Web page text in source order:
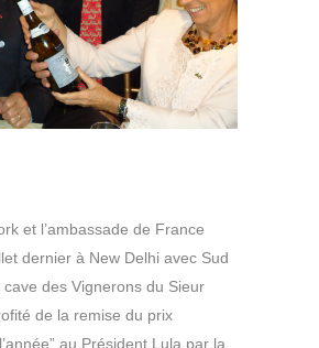
et l’ambassade de France
dernier à New Delhi avec Sud
des Vignerons du Sieur
de la remise du prix
au Président Lula par la